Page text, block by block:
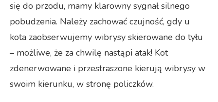
się do przodu, mamy klarowny sygnał silnego
pobudzenia. Należy zachować czujność, gdy u
kota zaobserwujemy wibrysy skierowane do tyłu
– możliwe, że za chwilę nastąpi atak! Kot
zdenerwowane i przestraszone kierują wibrysy w
swoim kierunku, w stronę policzków.